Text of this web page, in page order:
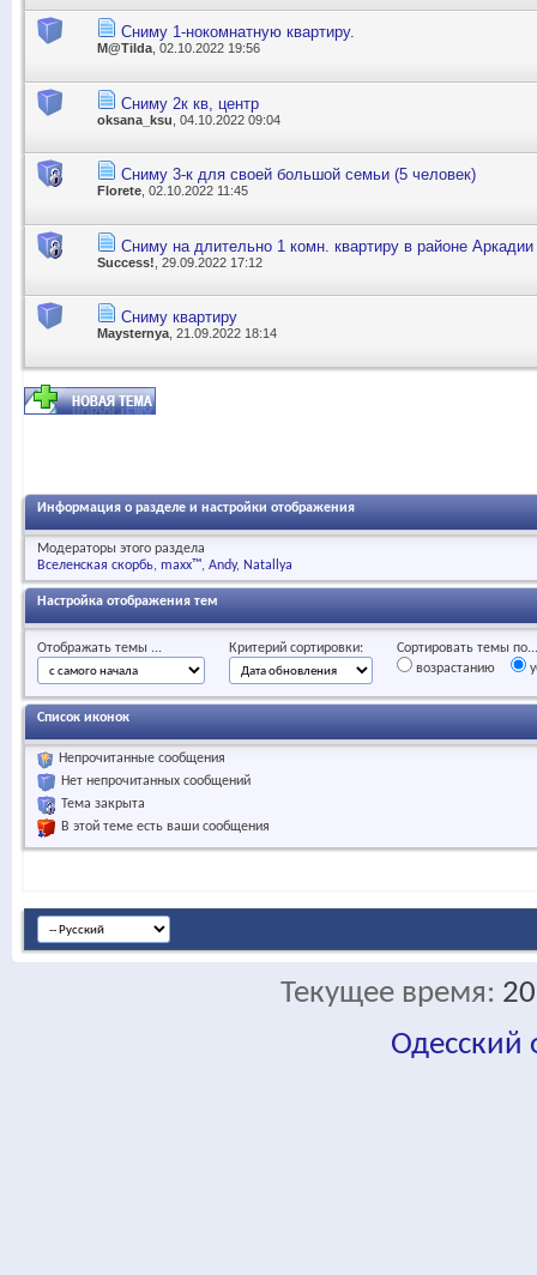
Сниму 1-нокомнатную квартиру.
M@Tilda , 02.10.2022 19:56
Сниму 2к кв, центр
oksana_ksu , 04.10.2022 09:04
Сниму 3-к для своей большой семьи (5 человек)
Florete , 02.10.2022 11:45
Сниму на длительно 1 комн. квартиру в районе Аркадии
Success! , 29.09.2022 17:12
Сниму квартиру
Maysternya , 21.09.2022 18:14
Информация о разделе и настройки отображения
Модераторы этого раздела
Вселенская скорбь maxx™ Andy Natallya
Настройка отображения тем
Отображать темы ... Критерий сортировки:
Сортировать темы по...
возрастанию
Список иконок
Непрочитанные сообщения
Нет непрочитанных сообщений
Тема закрыта
В этой теме есть ваши сообщения
Текущее время:
Одесский